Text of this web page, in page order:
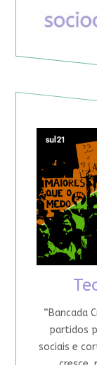
“Bancada
partidos
sociais e